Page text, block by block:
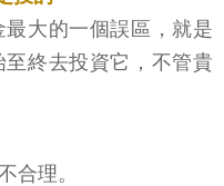
大的一個誤區，就是
終去投資它，不管貴
合理。